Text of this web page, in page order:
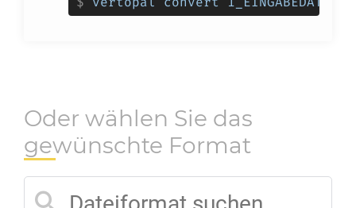
Oder wählen Sie das
gewünschte Format